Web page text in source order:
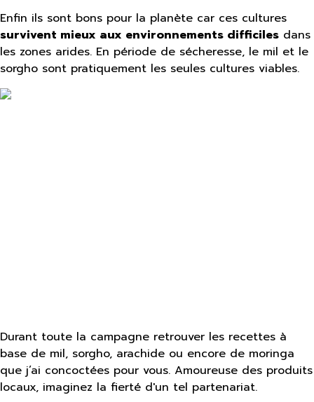
Enfin ils sont bons pour la planète car ces cultures
survivent mieux aux environnements difficiles dans
les zones arides. En période de sécheresse, le mil et le
sorgho sont pratiquement les seules cultures viables.
Durant toute la campagne retrouver les recettes à
base de mil, sorgho, arachide ou encore de moringa
que j’ai concoctées pour vous. Amoureuse des produits
locaux, imaginez la fierté d'un tel partenariat.